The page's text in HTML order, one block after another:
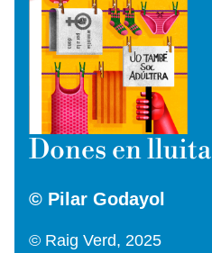
Dones en lluita
© Pilar Godayol
© Raig Verd, 2025